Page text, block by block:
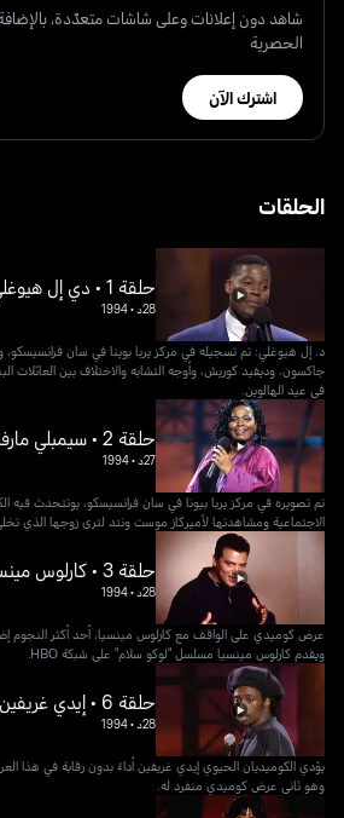
شاهد دون إعلانات وعلى شاشات متعدّدة، بالإضافة
الحصرية
اشترك الآن
الحلقات
حلقة 1 • دي إل هيوغلي
28د •
1994
د. إل هيوغلي: تم تسجيله في مركز يربا بوينا في سان
جاكسون، وديفيد كوريش، وأوجه التشابه والاختلاف بين العائلات
في عيد الهالوين.
حلقة 2 • سيمبلي مارفيلوس
27د •
1994
تم تصويره في مركز يربا بيونا في سان فرانسيسكو، يوتتحدث فيه
الاجتماعية ومشاهدتها لأميركاز موست ونتد لترى زوجها الذي
حلقة 3 • كارلوس مينسيا
28د •
1994
عرض كوميدي على الواقف مع كارلوس مينسيا، أحد أكثر النجوم
ويقدم كارلوس مينسيا مسلسل "لوكو سلام" على شبكة HBO.
حلقة 6 • إيدي غريفين
28د •
1994
يؤدي الكوميديان الحيوي إيدي غريفين أداءً بدون رقابة في هذا
وهو ثاني عرض كوميدي منفرد له.